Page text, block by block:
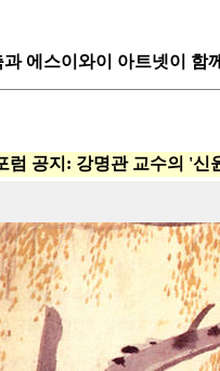
에스이와이 아트넷이 함
럼 공지: 강명관 교수의 '